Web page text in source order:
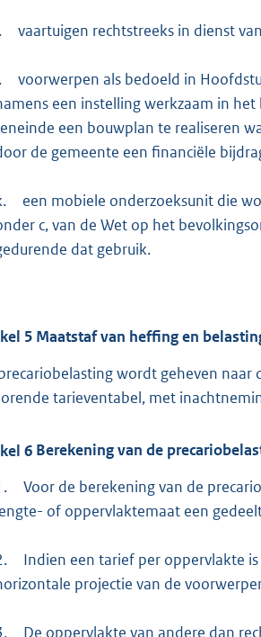
vaartuigen rechtstreeks in dienst
voorwerpen als bedoeld in
een instelling werkzaam in
een bouwplan te realiseren
de gemeente een financiële
een mobiele onderzoeksunit die
c, van de Wet op het
dat gebruik.
5 Maatstaf van heffing en
wordt geheven
tarieventabel, met
6 Berekening van de
Voor de berekening van de
of oppervlaktemaat een
Indien een tarief per oppervlakte
projectie van de
De oppervlakte van andere dan